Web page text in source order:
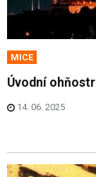
MICE
Úvodní
14. 06. 2025